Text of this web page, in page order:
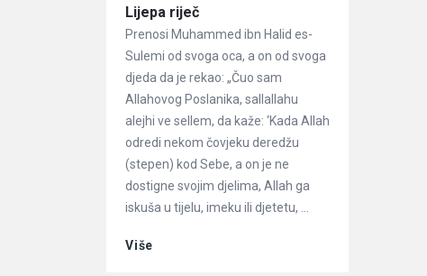
Članci
Lijepa riječ
Prenosi Muhammed ibn Halid es-
Sulemi od svoga oca, a on od svoga
djeda da je rekao: „Čuo sam
Allahovog Poslanika, sallallahu
alejhi ve sellem, da kaže: ‘Kada Allah
odredi nekom čovjeku deredžu
(stepen) kod Sebe, a on je ne
dostigne svojim djelima, Allah ga
iskuša u tijelu, imeku ili djetetu, ...
Više